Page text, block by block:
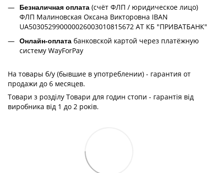
Безналичная оплата (счёт ФЛП / юридическое лицо)
ФЛП Малиновская Оксана Викторовна IBAN
UA503052990000026003010815672 АТ КБ "ПРИВАТБАНК"
Онлайн-оплата банковской картой через платёжную
систему WayForPay
На товары б/у (бывшие в употреблении) - гарантия от
продажи до 6 месяцев.
Товари з розділу Товари для годин стопи - гарантія від
виробника від 1 до 2 років.